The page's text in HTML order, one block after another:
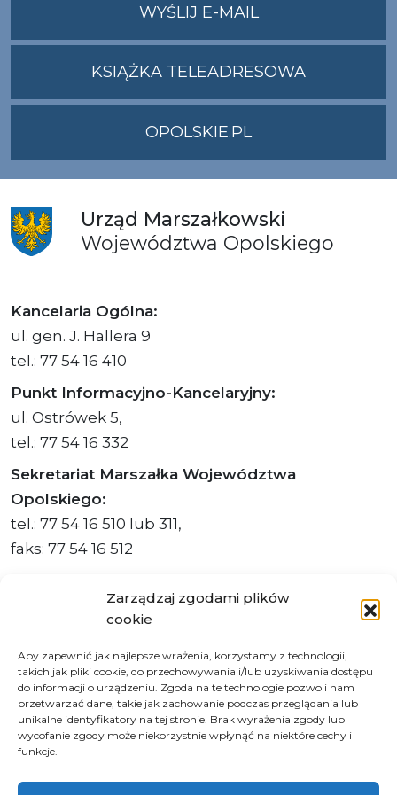
Zarządzaj zgodami plików
cookie
Aby zapewnić jak najlepsze wrażenia, korzystamy z technologii,
takich jak pliki cookie, do przechowywania i/lub uzyskiwania dostępu
do informacji o urządzeniu. Zgoda na te technologie pozwoli nam
przetwarzać dane, takie jak zachowanie podczas przeglądania lub
unikalne identyfikatory na tej stronie. Brak wyrażenia zgody lub
wycofanie zgody może niekorzystnie wpłynąć na niektóre cechy i
funkcje.
WYŚLIJ E-MAILNA
ADRES
KSIĄŻKA TELEADRESOWA
OPOLSKIE.PL
Urząd Marszałkowski
Województwa Opolskiego
Kancelaria Ogólna:
ul. gen. J. Hallera 9
tel.: 77 54 16 410
Punkt Informacyjno-Kancelaryjny:
ul. Ostrówek 5,
tel.: 77 54 16 332
Sekretariat Marszałka Województwa
Opolskiego:
tel.: 77 54 16 510 lub 311,
faks: 77 54 16 512
Adres do e-Doręczeń
Urzędu: AE:PL-66703-73759-IGTUV-14
Polityka prywatności
Klauzula informacyjna RODO